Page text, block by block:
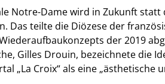
Notre-Dame wird in Zukunft
Das teilte die Diözese der
der 2019
Gilles Drouin, bezeichnete die
„La Croix“ als eine „ästhetische